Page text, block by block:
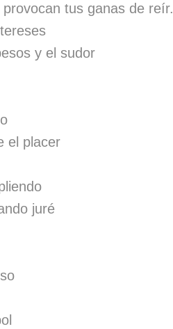
tus ganas de reír.
y el sudor
el placer
juré